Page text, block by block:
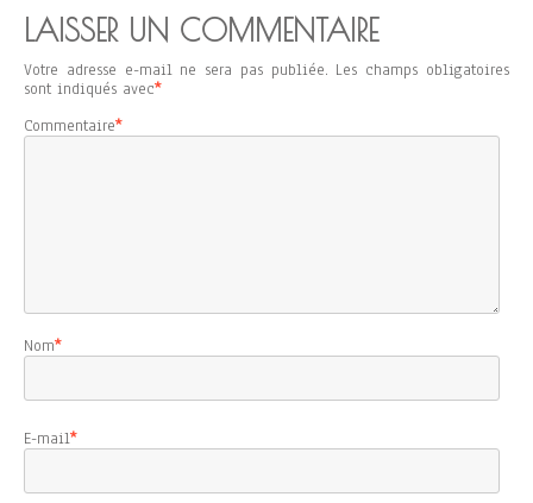
LAISSER UN COMMENTAIRE
Votre adresse e-mail ne sera pas publiée. Les champs obligatoires
sont indiqués avec*
Commentaire*
Nom*
E-mail*